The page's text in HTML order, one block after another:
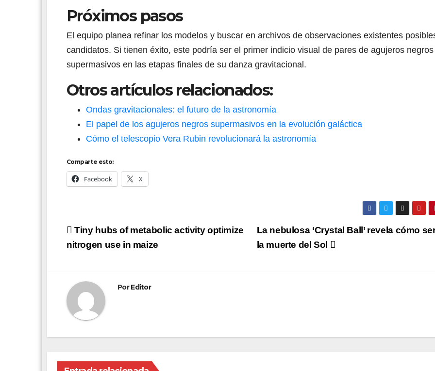
Próximos pasos
El equipo planea refinar los modelos y buscar en archivos de observaciones existentes
candidatos. Si tienen éxito, este podría ser el primer indicio visual de pares de agujeros negros
supermasivos en las etapas finales de su danza gravitacional.
Otros artículos relacionados:
Ondas gravitacionales: el futuro de la astronomía
El papel de los agujeros negros supermasivos en la evolución galáctica
Cómo el telescopio Vera Rubin revolucionará la astronomía
Comparte esto:
Facebook X
Navegación
de
La nebulosa ‘Crystal Ball’ revela cómo
la muerte del Sol
Tiny hubs of metabolic activity optimize
nitrogen use in maize
PorEditor